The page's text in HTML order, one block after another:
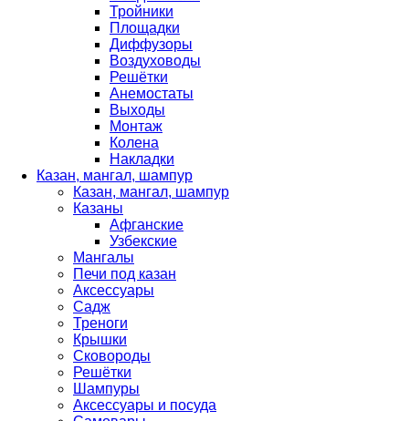
Тройники
Площадки
Диффузоры
Воздуховоды
Решётки
Анемостаты
Выходы
Монтаж
Колена
Накладки
Казан, мангал, шампур
Казан, мангал, шампур
Казаны
Афганские
Узбекские
Мангалы
Печи под казан
Аксессуары
Садж
Треноги
Крышки
Сковороды
Решётки
Шампуры
Аксессуары и посуда